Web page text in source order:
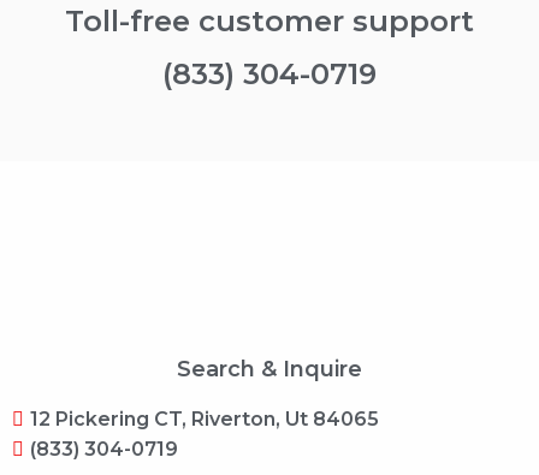
Toll-free customer support
(833) 304-0719
Search & Inquire
12 Pickering CT, Riverton, Ut 84065
(833) 304-0719